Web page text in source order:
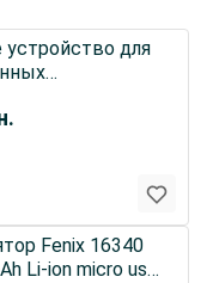
устройство для
3а
Fenix 16340
Li-ion micro usb,